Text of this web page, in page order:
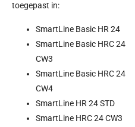
toegepast in:
SmartLine Basic HR 24
SmartLine Basic HRC 24
CW3
SmartLine Basic HRC 24
CW4
SmartLine HR 24 STD
SmartLine HRC 24 CW3